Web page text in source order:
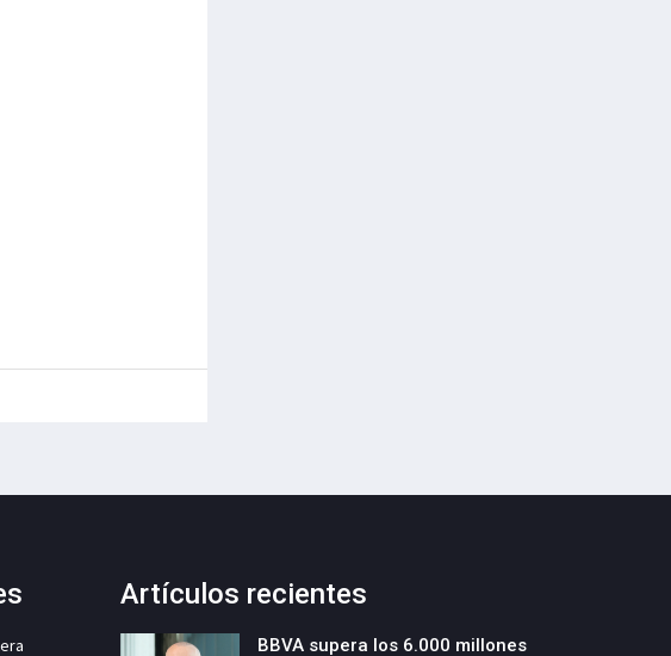
Artículos recientes
BBVA supera los 6.000 millones